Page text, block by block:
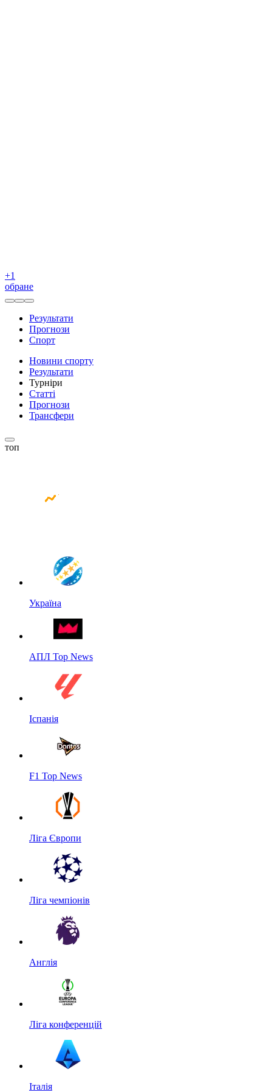
+1
обране
Результати
Прогнози
Спорт
Новини спорту
Результати
Турніри
Статті
Прогнози
Трансфери
топ
Україна
АПЛ Top News
Іспанія
F1 Top News
Ліга Європи
Ліга чемпіонів
Англія
Ліга конференцій
Італія